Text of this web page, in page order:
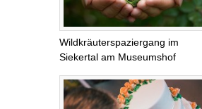
Wildkräuterspaziergang im
Siekertal am Museumshof